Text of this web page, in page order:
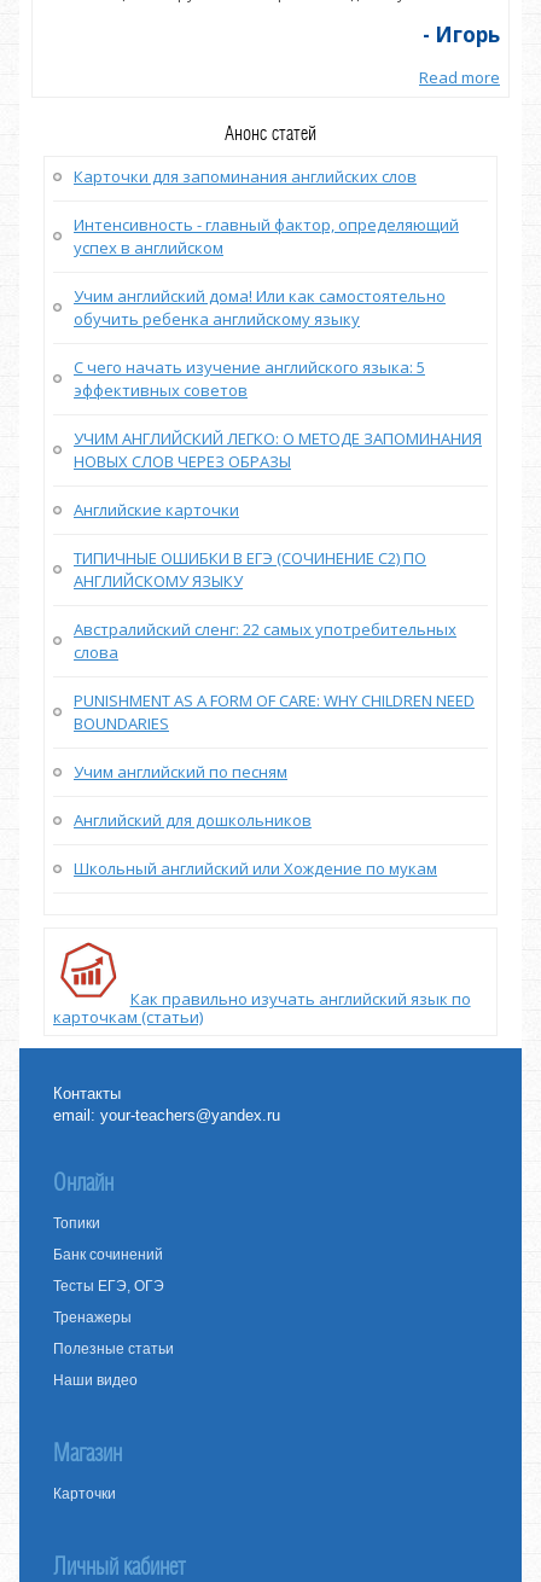
- Игорь
Read more
Анонс статей
Карточки для запоминания английских слов
Интенсивность - главный фактор, определяющий
успех в английском
Учим английский дома! Или как самостоятельно
обучить ребенка английскому языку
С чего начать изучение английского языка: 5
эффективных советов
УЧИМ АНГЛИЙСКИЙ ЛЕГКО: О МЕТОДЕ ЗАПОМИНАНИЯ
НОВЫХ СЛОВ ЧЕРЕЗ ОБРАЗЫ
Английские карточки
ТИПИЧНЫЕ ОШИБКИ В ЕГЭ (СОЧИНЕНИЕ С2) ПО
АНГЛИЙСКОМУ ЯЗЫКУ
Австралийский сленг: 22 самых употребительных
слова
PUNISHMENT AS A FORM OF CARE: WHY CHILDREN NEED
BOUNDARIES
Учим английский по песням
Английский для дошкольников
Школьный английский или Хождение по мукам
Как правильно изучать английский язык по
карточкам (статьи)
Контакты
email:your-teachers@yandex.ru
Онлайн
Топики
Банк сочинений
Тесты ЕГЭ, ОГЭ
Тренажеры
Полезные статьи
Наши видео
Магазин
Карточки
Личный кабинет